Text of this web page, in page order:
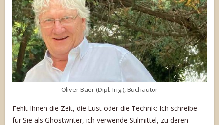
Oliver Baer (Dipl.-Ing.), Buchautor
Fehlt Ihnen die Zeit, die Lust oder die Technik: Ich schreibe
für Sie als Ghostwriter, ich verwende Stilmittel, zu deren